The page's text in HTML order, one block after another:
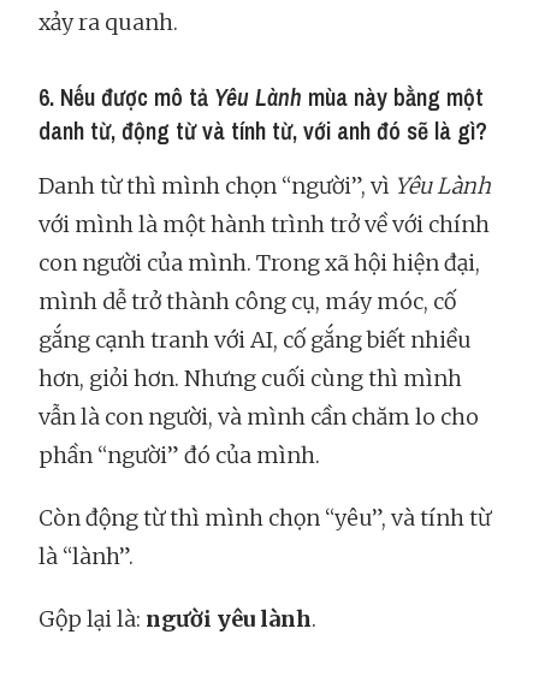
xảy ra quanh.
6. Nếu được mô tả Yêu Lành mùa này bằng một
danh từ, động từ và tính từ, với anh đó sẽ là gì?
Danh từ thì mình chọn “người”, vì Yêu Lành
với mình là một hành trình trở về với chính
con người của mình. Trong xã hội hiện đại,
mình dễ trở thành công cụ, máy móc, cố
gắng cạnh tranh với AI, cố gắng biết nhiều
hơn, giỏi hơn. Nhưng cuối cùng thì mình
vẫn là con người, và mình cần chăm lo cho
phần “người” đó của mình.
Còn động từ thì mình chọn “yêu”, và tính từ
là “lành”.
Gộp lại là: người yêu lành.